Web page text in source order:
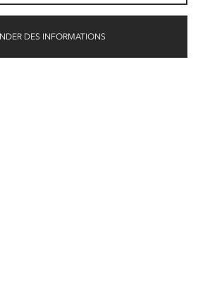
DES INFORMATIONS